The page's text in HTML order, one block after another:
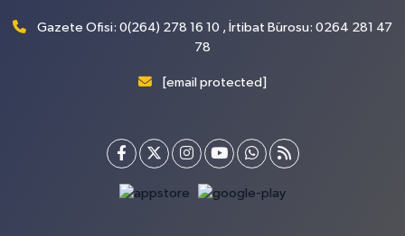
Gazete Ofisi: 0(264) 278 16 10 , İrtibat Bürosu: 0264 281 47
78
[email protected]